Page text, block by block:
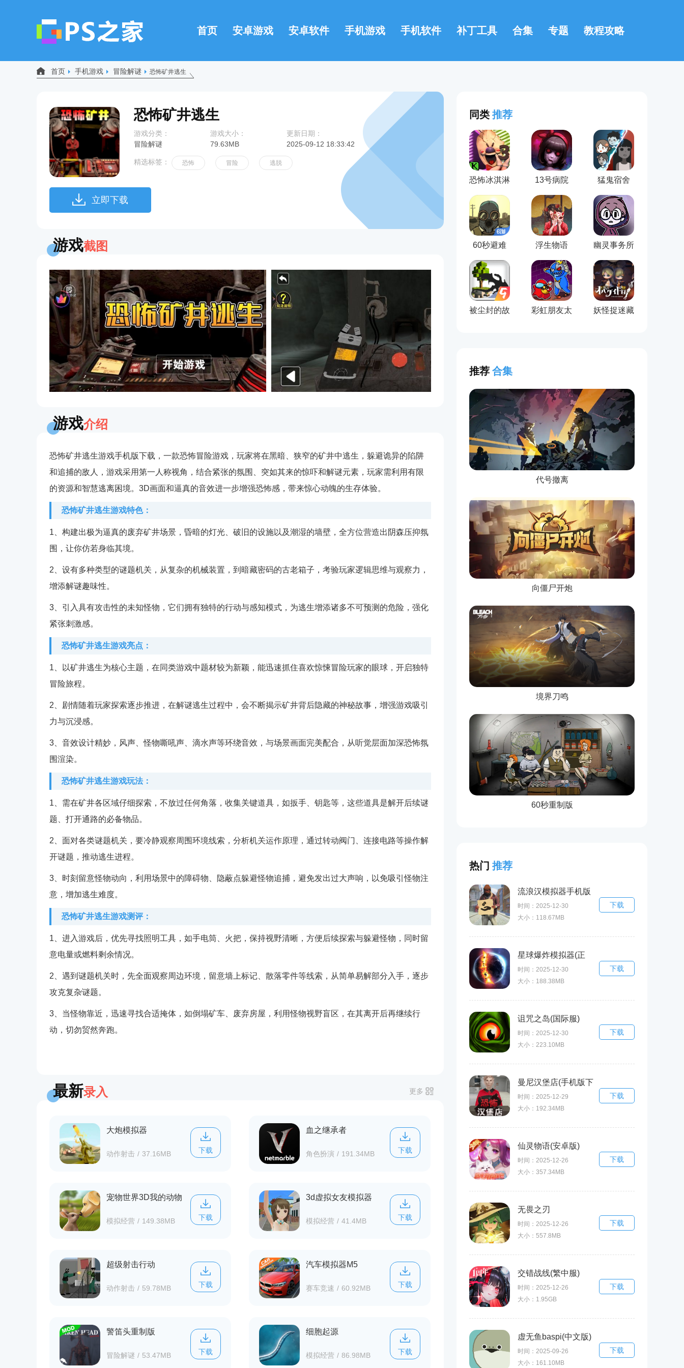
首页 安卓游戏 安卓软件 手机游戏 手机软件 补丁工具 合集 专题 教程攻略
首页 手机游戏 冒险解谜 恐怖矿井逃生
恐怖矿井逃生
游戏分类：
冒险解谜
游戏大小：
79.63MB
更新日期：
2025-09-12 18:33:42
精选标签： 恐怖 冒险 逃脱
立即下载
游戏截图
游戏介绍
恐怖矿井逃生游戏手机版下载，一款恐怖冒险游戏，玩家将在黑暗、狭窄的矿井中逃生，躲避诡异的陷阱
和追捕的敌人，游戏采用第一人称视角，结合紧张的氛围、突如其来的惊吓和解谜元素，玩家需利用有限
的资源和智慧逃离困境。3D画面和逼真的音效进一步增强恐怖感，带来惊心动魄的生存体验。
恐怖矿井逃生游戏特色：
1、构建出极为逼真的废弃矿井场景，昏暗的灯光、破旧的设施以及潮湿的墙壁，全方位营造出阴森压抑氛
围，让你仿若身临其境。
2、设有多种类型的谜题机关，从复杂的机械装置，到暗藏密码的古老箱子，考验玩家逻辑思维与观察力，
增添解谜趣味性。
3、引入具有攻击性的未知怪物，它们拥有独特的行动与感知模式，为逃生增添诸多不可预测的危险，强化
紧张刺激感。
恐怖矿井逃生游戏亮点：
1、以矿井逃生为核心主题，在同类游戏中题材较为新颖，能迅速抓住喜欢惊悚冒险玩家的眼球，开启独特
冒险旅程。
2、剧情随着玩家探索逐步推进，在解谜逃生过程中，会不断揭示矿井背后隐藏的神秘故事，增强游戏吸引
力与沉浸感。
3、音效设计精妙，风声、怪物嘶吼声、滴水声等环绕音效，与场景画面完美配合，从听觉层面加深恐怖氛
围渲染。
恐怖矿井逃生游戏玩法：
1、需在矿井各区域仔细探索，不放过任何角落，收集关键道具，如扳手、钥匙等，这些道具是解开后续谜
题、打开通路的必备物品。
2、面对各类谜题机关，要冷静观察周围环境线索，分析机关运作原理，通过转动阀门、连接电路等操作解
开谜题，推动逃生进程。
3、时刻留意怪物动向，利用场景中的障碍物、隐蔽点躲避怪物追捕，避免发出过大声响，以免吸引怪物注
意，增加逃生难度。
恐怖矿井逃生游戏测评：
1、进入游戏后，优先寻找照明工具，如手电筒、火把，保持视野清晰，方便后续探索与躲避怪物，同时留
意电量或燃料剩余情况。
2、遇到谜题机关时，先全面观察周边环境，留意墙上标记、散落零件等线索，从简单易解部分入手，逐步
攻克复杂谜题。
3、当怪物靠近，迅速寻找合适掩体，如倒塌矿车、废弃房屋，利用怪物视野盲区，在其离开后再继续行
动，切勿贸然奔跑。
更多
最新录入
大炮模拟器
动作射击 / 37.16MB 下载
血之继承者
角色扮演 / 191.34MB 下载
宠物世界3D我的动物
模拟经营 / 149.38MB 下载
3d虚拟女友模拟器
模拟经营 / 41.4MB 下载
超级射击行动
动作射击 / 59.78MB 下载
汽车模拟器M5
赛车竞速 / 60.92MB 下载
警笛头重制版
冒险解谜 / 53.47MB 下载
细胞起源
模拟经营 / 86.98MB 下载
同类 推荐
恐怖冰淇淋
3(Ice
Scream 3)
13号病院 猛鬼宿舍
60秒避难
所
浮生物语 幽灵事务所
被尘封的故
彩虹朋友太
妖怪捉迷藏
推荐 合集
代号撤离
向僵尸开炮
境界刀鸣
60秒重制版
热门 推荐
流浪汉模拟器手机版
下载(Tramp
Simulator Homeless
时间：2025-12-30
大小：118.67MB
下载
星球爆炸模拟器(正
版)
时间：2025-12-30
大小：188.38MB
下载
诅咒之岛(国际服)
时间：2025-12-30
大小：223.10MB
下载
曼尼汉堡店(手机版下
载)
时间：2025-12-29
大小：192.34MB
下载
仙灵物语(安卓版)
时间：2025-12-26
大小：357.34MB
下载
无畏之刃
时间：2025-12-26
大小：557.8MB
下载
交错战线(繁中服)
时间：2025-12-26
大小：1.95GB
下载
虚无鱼baspi(中文版)
时间：2025-09-26
大小：161.10MB
下载